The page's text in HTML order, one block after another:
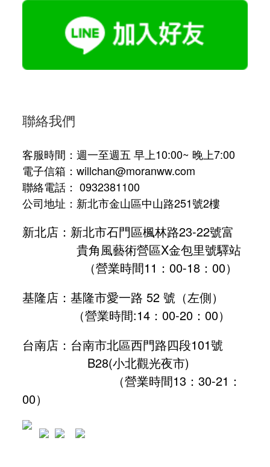
聯絡我們
客服時間：週一至週五 早上10:00~ 晚上7:00
電子信箱：willchan@moranww.com
聯絡電話： 0932381100
公司地址：新北市金山區中山路251號2樓
新北店：新北市石門區楓林路23-22號富
貴角風藝術營區X金包里號驛站
（營業時間11：00-18：00）
基隆店：基隆市愛一路 52 號（左側）
（營業時間:14：00-20：00）
台南店：台南市北區西門路四段101號
B28(小北觀光夜市)
（營業時間13：30-21：
00）